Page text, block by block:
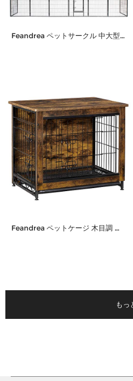
Feandrea ペットサークル 中大型犬用 犬ケージ 全成長期使用可 室内外兼用 カタチ変更可 ペットフェンス パネル8枚 折り畳み式 組立簡単 PPK81H 高さ100cm
Feandrea ペットケージ 木目調 ウッディサークル 犬 猫 インテリア 組立簡単 トレー付き お掃除簡単 天板付き 超小型犬～中型犬向け ケージ PFC001X01
もっ